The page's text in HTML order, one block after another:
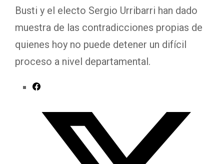
Busti y el electo Sergio Urribarri han dado
muestra de las contradicciones propias de
quienes hoy no puede detener un difícil
proceso a nivel departamental.